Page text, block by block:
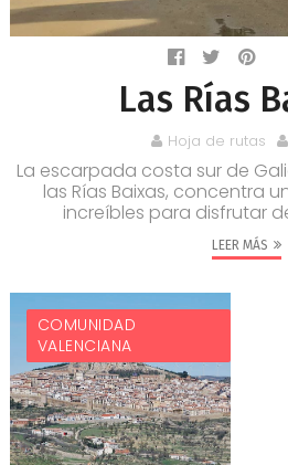
Las Rías
Hoja de rutas
La escarpada costa sur de
las Rías Baixas, concentra
increíbles para disfrutar
LEER MÁS
COMUNIDAD
VALENCIANA